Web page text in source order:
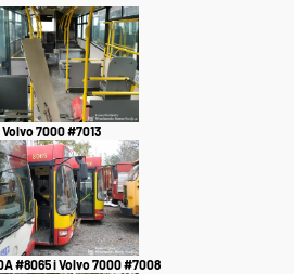
Volvo 7000 #7013
#8065 i Volvo 7000 #7008